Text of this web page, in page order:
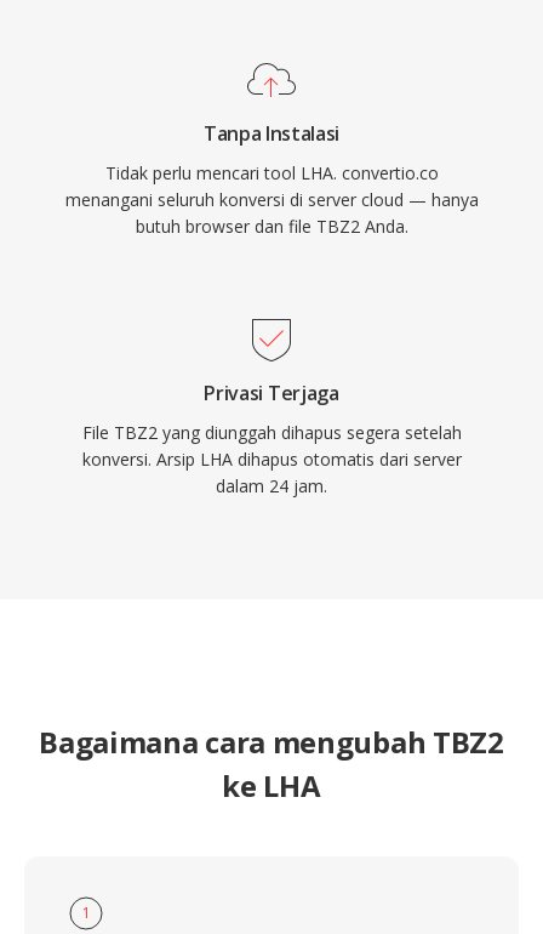
Tanpa Instalasi
Tidak perlu mencari tool LHA. convertio.co
menangani seluruh konversi di server cloud — hanya
butuh browser dan file TBZ2 Anda.
Privasi Terjaga
File TBZ2 yang diunggah dihapus segera setelah
konversi. Arsip LHA dihapus otomatis dari server
dalam 24 jam.
Bagaimana cara mengubah TBZ2
ke LHA
1